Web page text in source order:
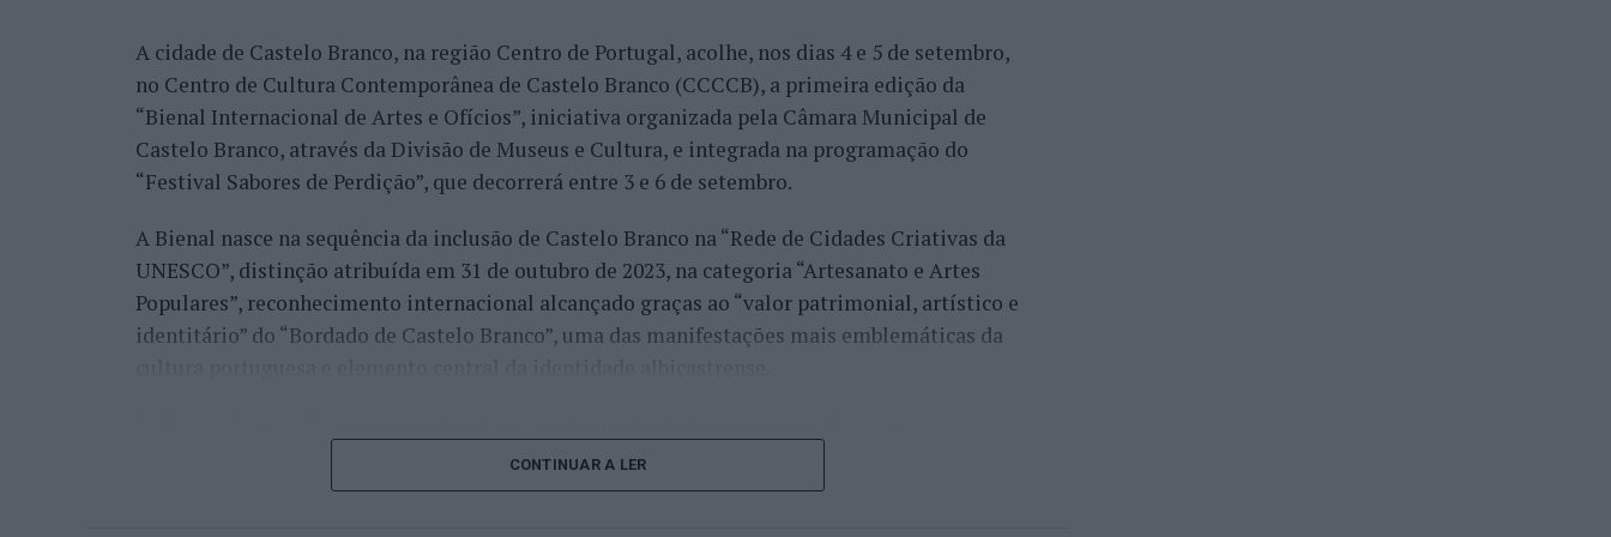
Já Jaime Faria venceu o peruano Gonzalo Bueno e o neerlandês Botic van de Zandschulp,
alcançando também os quartos de final, onde acabou eliminado pelo italiano Luciano
Darderi, num encontro decidido em três sets.
Nuno Borges, principal representante nacional no quadro principal, iniciou a participação
segunda ronda pelo argentino Román Andrés Burruchaga, num encontro disputado em três
sets.
Henrique Rocha e Frederico Ferreira Silva despediram-se na ronda inaugural. Rocha foi
afastado pelo espanhol Pedro Martínez, enquanto Ferreira Silva discutiu a passagem à
Na fase de qualificação, Tiago Pereira foi o português que mais longe chegou, alcançando o
quadro principal do torneio, onde acabou derrotado por Gonzalo Bueno. João Domingues,
A cidade de Castelo Branco, na região Centro de Portugal, acolhe, nos dias 4 e 5 de setembro,
no Centro de Cultura Contemporânea de Castelo Branco (CCCCB), a primeira edição da
“Bienal Internacional de Artes e Ofícios”, iniciativa organizada pela Câmara Municipal de
Castelo Branco, através da Divisão de Museus e Cultura, e integrada na programação do
“Festival Sabores de Perdição”, que decorrerá entre 3 e 6 de setembro.
A Bienal nasce na sequência da inclusão de Castelo Branco na “Rede de Cidades Criativas da
UNESCO”, distinção atribuída em 31 de outubro de 2023, na categoria “Artesanato e Artes
Populares”, reconhecimento internacional alcançado graças ao “valor patrimonial, artístico e
identitário” do “Bordado de Castelo Branco”, uma das manifestações mais emblemáticas da
representantes institucionais, organismos públicos, instituições de ensino superior e
cidades pertencentes à “Rede de Cidades Criativas da UNESCO” discutirão políticas públicas,
CONTINUAR A LER